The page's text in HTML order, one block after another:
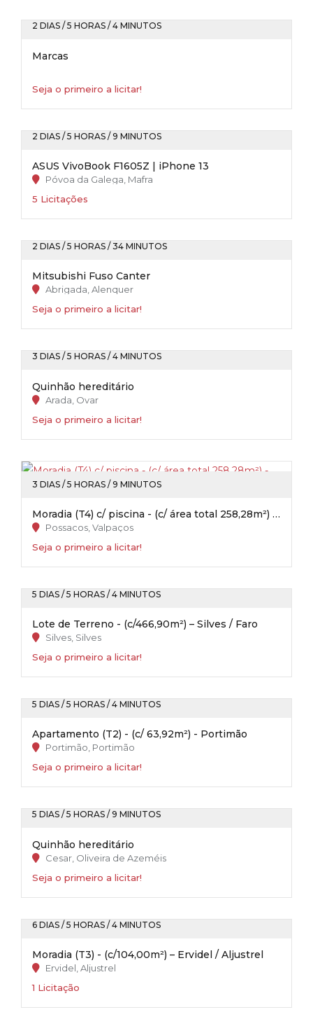
2 DIAS / 5 HORAS / 4 MINUTOS
Marcas
Seja o primeiro a licitar!
2 DIAS / 5 HORAS / 9 MINUTOS
ASUS VivoBook F1605Z | iPhone 13
Póvoa da Galega, Mafra
5 Licitações
2 DIAS / 5 HORAS / 34 MINUTOS
Mitsubishi Fuso Canter
Abrigada, Alenquer
Seja o primeiro a licitar!
3 DIAS / 5 HORAS / 4 MINUTOS
Quinhão hereditário
Arada, Ovar
Seja o primeiro a licitar!
3 DIAS / 5 HORAS / 9 MINUTOS
Moradia (T4) c/ piscina - (c/ área total 258,28m²) - Possacos / Valpaços
Possacos, Valpaços
Seja o primeiro a licitar!
5 DIAS / 5 HORAS / 4 MINUTOS
Lote de Terreno - (c/466,90m²) – Silves / Faro
Silves, Silves
Seja o primeiro a licitar!
5 DIAS / 5 HORAS / 4 MINUTOS
Apartamento (T2) - (c/ 63,92m²) - Portimão
Portimão, Portimão
Seja o primeiro a licitar!
5 DIAS / 5 HORAS / 9 MINUTOS
Quinhão hereditário
Cesar, Oliveira de Azeméis
Seja o primeiro a licitar!
6 DIAS / 5 HORAS / 4 MINUTOS
Moradia (T3) - (c/104,00m²) – Ervidel / Aljustrel
Ervidel, Aljustrel
1 Licitação